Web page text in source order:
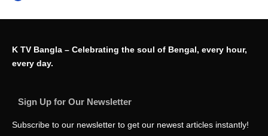
K TV Bangla – Celebrating the soul of Bengal, every hour,
every day.
Sign Up for Our Newsletter
Subscribe to our newsletter to get our newest articles instantly!